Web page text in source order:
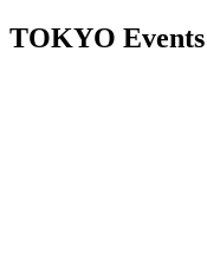
TOKYO Events